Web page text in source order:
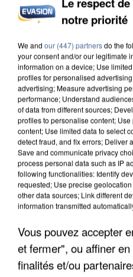
INCENDIES : L’ÎLE-DE-
DE SOLIDARITÉ AVEC
APRÈS TOUTES CES
DE FAUNE SAUVAGE
notre priorité
We and our (447) partnersdo the
your consent and/or our legitimate
information on a device; Use
profiles for personalised
advertising; Measure advertising
performance; Understand
of data from different sources;
profiles to personalise content;
content; Use limited data to select
detect fraud, and fix errors; Deliver
Save and communicate privacy
process personal data such as IP
following functionalities: Identify
requested; Use precise
other data sources; Link different
information transmitted
Vous pouvez accepter
et fermer", ou affiner
finalités et/ou